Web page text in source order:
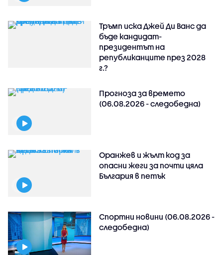
Тръмп иска Джей Ди Ванс да
бъде кандидат-
президентът на
републиканците през 2028
г.?
Прогноза за времето
(06.08.2026 - следобедна)
Оранжев и жълт код за
опасни жеги за почти цяла
България в петък
Спортни новини (06.08.2026 -
следобедна)